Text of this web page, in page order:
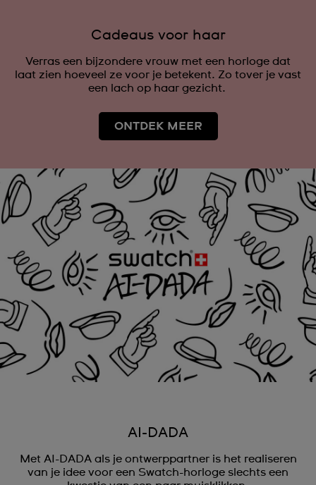
Cadeaus voor haar
Verras een bijzondere vrouw met een horloge dat
laat zien hoeveel ze voor je betekent. Zo tover je vast
een lach op haar gezicht.
ONTDEK MEER
AI-DADA
Met AI-DADA als je ontwerppartner is het realiseren
van je idee voor een Swatch-horloge slechts een